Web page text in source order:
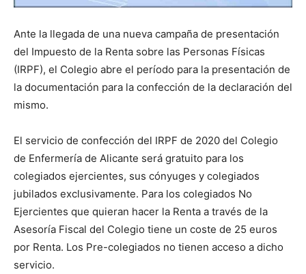
Ante la llegada de una nueva campaña de presentación
del Impuesto de la Renta sobre las Personas Físicas
(IRPF), el Colegio abre el período para la presentación de
la documentación para la confección de la declaración del
mismo.
El servicio de confección del IRPF de 2020 del Colegio
de Enfermería de Alicante será gratuito para los
colegiados ejercientes, sus cónyuges y colegiados
jubilados exclusivamente. Para los colegiados No
Ejercientes que quieran hacer la Renta a través de la
Asesoría Fiscal del Colegio tiene un coste de 25 euros
por Renta. Los Pre-colegiados no tienen acceso a dicho
servicio.